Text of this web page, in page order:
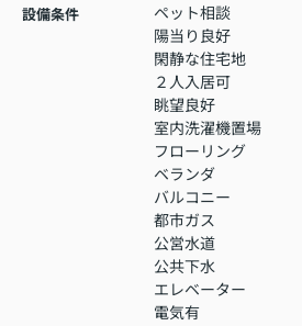
設備条件
ペット相談
陽当り良好
閑静な住宅地
２人入居可
眺望良好
室内洗濯機置場
フローリング
ベランダ
バルコニー
都市ガス
公営水道
公共下水
エレベーター
電気有